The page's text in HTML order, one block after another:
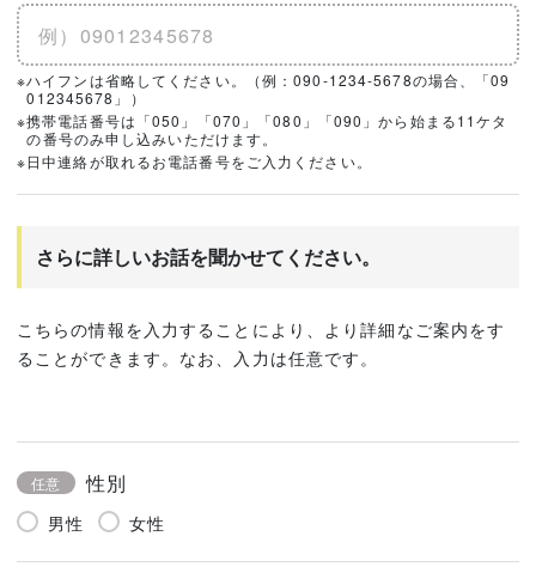
※ハイフンは省略してください。（例：090-1234-5678の場合、「09
012345678」）
※携帯電話番号は「050」「070」「080」「090」から始まる11ケタ
の番号のみ申し込みいただけます。
※日中連絡が取れるお電話番号をご入力ください。
さらに詳しいお話を聞かせてください。
こちらの情報を入力することにより、より詳細なご案内をす
ることができます。なお、入力は任意です。
任意 性別
男性 女性